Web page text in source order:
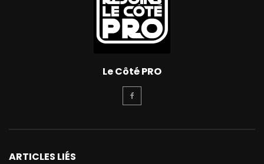
Le Côté PRO
ARTICLES LIÉS